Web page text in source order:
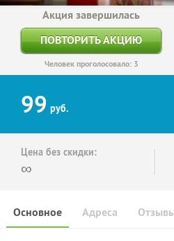
Акция завершилась
ПОВТОРИТЬ АКЦИЮ
Человек проголосовало: 3
99 руб.
Цена без скидки:
∞
Основное Адреса